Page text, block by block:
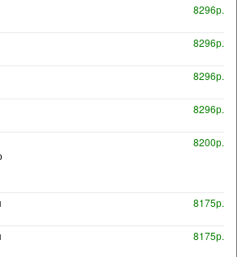
8296р.
8296р.
8296р.
8296р.
8200р.
8175р.
8175р.